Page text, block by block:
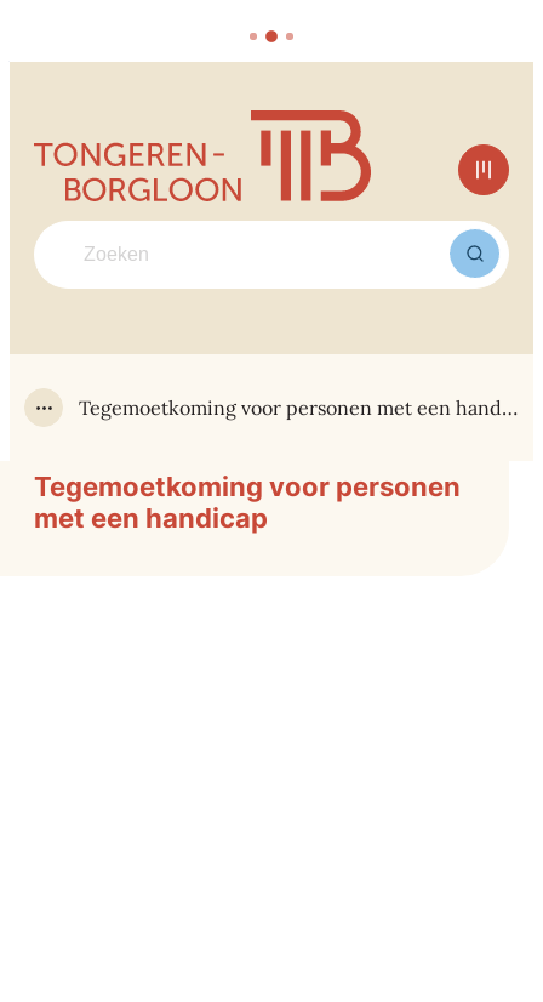
Waarmee kunnen we jou helpen?
Toon alle broodkruimel items
Tegemoetkoming voor personen met een handicap
Tegemoetkoming voor personen
met een handicap